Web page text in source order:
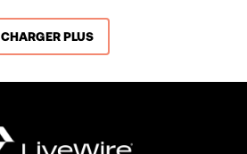
CHARGER PLUS